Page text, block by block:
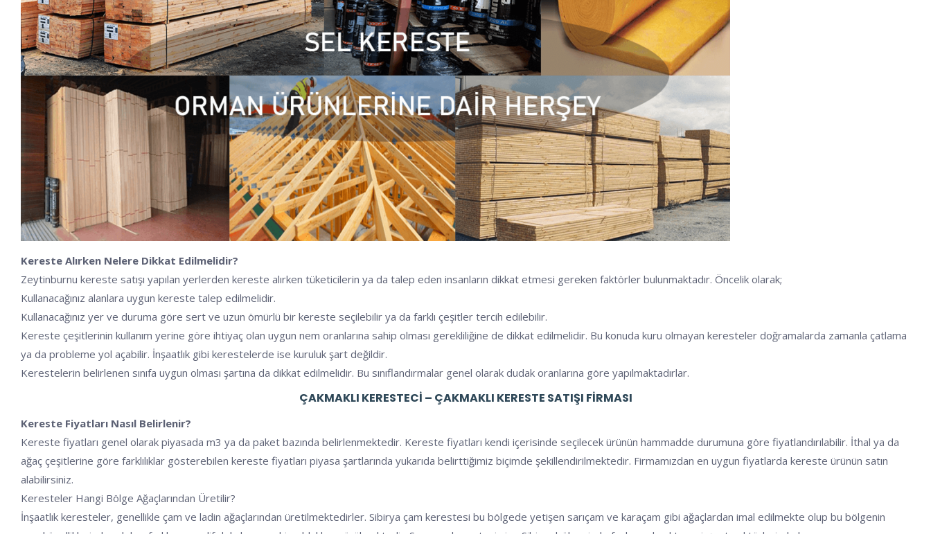
Kereste Alırken Nelere Dikkat Edilmelidir?
Zeytinburnu kereste satışı yapılan yerlerden kereste alırken tüketicilerin ya da talep eden insanların dikkat etmesi gereken faktörler bulunmaktadır. Öncelik olarak;
Kullanacağınız alanlara uygun kereste talep edilmelidir.
Kullanacağınız yer ve duruma göre sert ve uzun ömürlü bir kereste seçilebilir ya da farklı çeşitler tercih edilebilir.
Kereste çeşitlerinin kullanım yerine göre ihtiyaç olan uygun nem oranlarına sahip olması gerekliliğine de dikkat edilmelidir. Bu konuda kuru olmayan keresteler doğramalarda zamanla çatlama
ya da probleme yol açabilir. İnşaatlık gibi kerestelerde ise kuruluk şart değildir.
Kerestelerin belirlenen sınıfa uygun olması şartına da dikkat edilmelidir. Bu sınıflandırmalar genel olarak dudak oranlarına göre yapılmaktadırlar.
ÇAKMAKLI KERESTECI – ÇAKMAKLI KERESTE SATIŞI FIRMASI
Kereste Fiyatları Nasıl Belirlenir?
Kereste fiyatları genel olarak piyasada m3 ya da paket bazında belirlenmektedir. Kereste fiyatları kendi içerisinde seçilecek ürünün hammadde durumuna göre fiyatlandırılabilir. İthal ya da
ağaç çeşitlerine göre farklılıklar gösterebilen kereste fiyatları piyasa şartlarında yukarıda belirttiğimiz biçimde şekillendirilmektedir. Firmamızdan en uygun fiyatlarda kereste ürünün satın
alabilirsiniz.
Keresteler Hangi Bölge Ağaçlarından Üretilir?
İnşaatlık keresteler, genellikle çam ve ladin ağaçlarından üretilmektedirler. Sibirya çam kerestesi bu bölgede yetişen sarıçam ve karaçam gibi ağaçlardan imal edilmekte olup bu bölgenin